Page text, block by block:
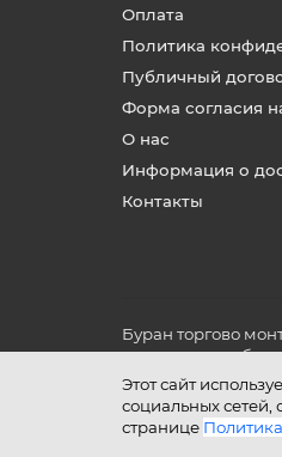
Этот сайт
социальных
странице
Оплата
Политика
Публичный
Форма согласия
О нас
Информация о
Контакты
Буран торгово
не является
и условиях его